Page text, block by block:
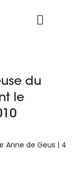
du
le
Anne de Geus | 4